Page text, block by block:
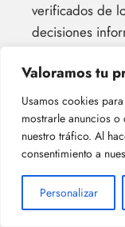
Valoramos tu
Usamos cookies
mostrarle anuncios
nuestro tráfico. Al
consentimiento a
Personalizar
verificados de
decisiones
Aquí hay cinco
evaluar las
que
positivas